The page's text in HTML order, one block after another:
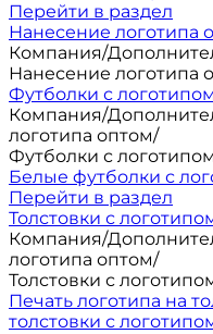
Перейти в раздел
Нанесение логотипа
Компания/
Нанесение логотипа
Футболки с
Компания/
логотипа оптом/
Футболки с
Белые футболки с
Перейти в раздел
Толстовки с
Компания/
логотипа оптом/
Толстовки с
Печать логотипа на
толстовки с